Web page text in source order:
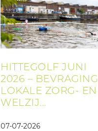
HITTEGOLF JUNI
2026 – BEVRAGING
LOKALE ZORG- EN
WELZIJ...
07-07-2026